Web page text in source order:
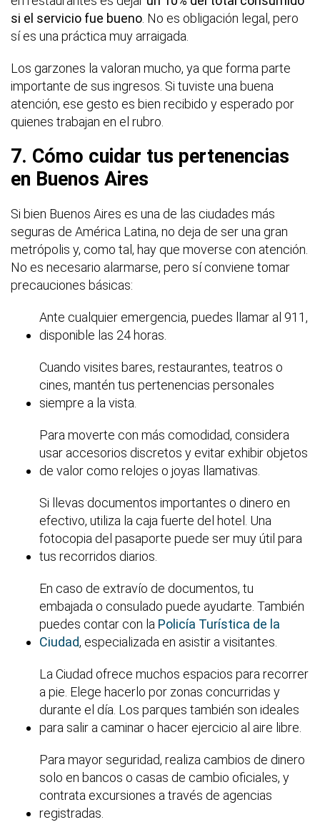
si el servicio fue bueno . No es obligación legal, pero
sí es una práctica muy arraigada.
Los garzones la valoran mucho, ya que forma parte
importante de sus ingresos. Si tuviste una buena
atención, ese gesto es bien recibido y esperado por
quienes trabajan en el rubro.
7. Cómo cuidar tus pertenencias
en Buenos Aires
Si bien Buenos Aires es una de las ciudades más
seguras de América Latina, no deja de ser una gran
metrópolis y, como tal, hay que moverse con atención.
No es necesario alarmarse, pero sí conviene tomar
precauciones básicas:
Ante cualquier emergencia, puedes llamar al 911,
disponible las 24 horas.
Cuando visites bares, restaurantes, teatros o
cines, mantén tus pertenencias personales
siempre a la vista.
Para moverte con más comodidad, considera
usar accesorios discretos y evitar exhibir objetos
de valor como relojes o joyas llamativas.
Si llevas documentos importantes o dinero en
efectivo, utiliza la caja fuerte del hotel. Una
fotocopia del pasaporte puede ser muy útil para
tus recorridos diarios.
En caso de extravío de documentos, tu
embajada o consulado puede ayudarte. También
puedes contar con la Policía Turística de la
Ciudad, especializada en asistir a visitantes.
La Ciudad ofrece muchos espacios para recorrer
a pie. Elege hacerlo por zonas concurridas y
durante el día. Los parques también son ideales
para salir a caminar o hacer ejercicio al aire libre.
Para mayor seguridad, realiza cambios de dinero
solo en bancos o casas de cambio oficiales, y
contrata excursiones a través de agencias
registradas.